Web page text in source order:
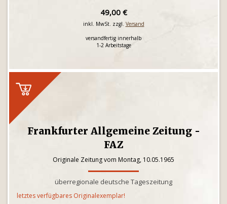
49,00 €
inkl. MwSt. zzgl. Versand
versandfertig innerhalb
1-2 Arbeitstage
Frankfurter Allgemeine Zeitung -
FAZ
Originale Zeitung vom Montag, 10.05.1965
überregionale deutsche Tageszeitung
letztes verfügbares Originalexemplar!